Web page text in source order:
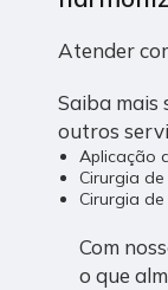
Atender
Saiba mais
outros
Aplicação
Cirurgia
Cirurgia
Com
o que